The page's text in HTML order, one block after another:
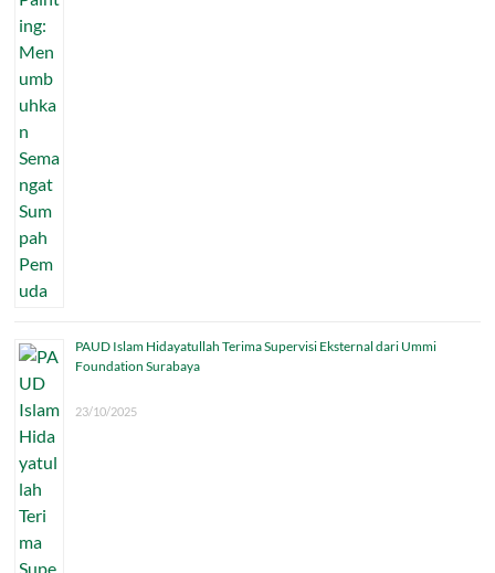
PAUD Islam Hidayatullah Terima Supervisi Eksternal dari Ummi
Foundation Surabaya
23/10/2025